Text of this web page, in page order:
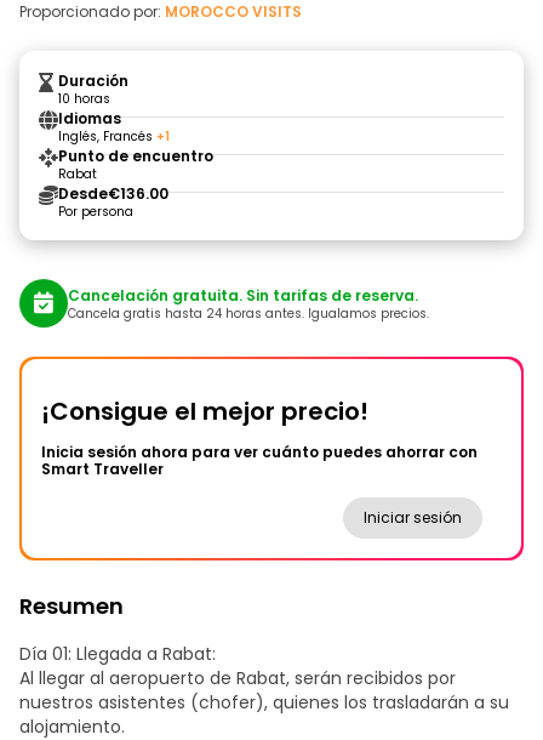
Proporcionado por: MOROCCO VISITS
Duración
10 horas
Idiomas
Inglés, Francés +1
Punto de encuentro
Rabat
Desde€136.00
Por persona
Cancelación gratuita. Sin tarifas de reserva.
Cancela gratis hasta 24 horas antes. Igualamos precios.
¡Consigue el mejor precio!
Inicia sesión ahora para ver cuánto puedes ahorrar con
Smart Traveller
Iniciar sesión
Resumen
Día 01: Llegada a Rabat:
Al llegar al aeropuerto de Rabat, serán recibidos por
nuestros asistentes (chofer), quienes los trasladarán a su
alojamiento.